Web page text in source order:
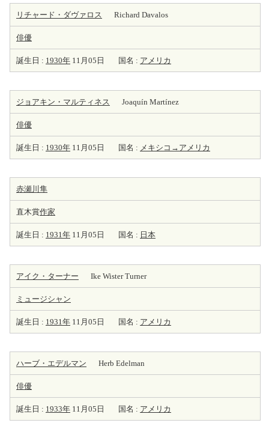
リチャード・ダヴァロス Richard Davalos
俳優
誕生日 : 1930年 11月05日 国名 : アメリカ
ジョアキン・マルティネス Joaquín Martínez
俳優
誕生日 : 1930年 11月05日 国名 : メキシコ→アメリカ
赤瀬川隼
直木賞作家
誕生日 : 1931年 11月05日 国名 : 日本
アイク・ターナー Ike Wister Turner
ミュージシャン
誕生日 : 1931年 11月05日 国名 : アメリカ
ハーブ・エデルマン Herb Edelman
俳優
誕生日 : 1933年 11月05日 国名 : アメリカ